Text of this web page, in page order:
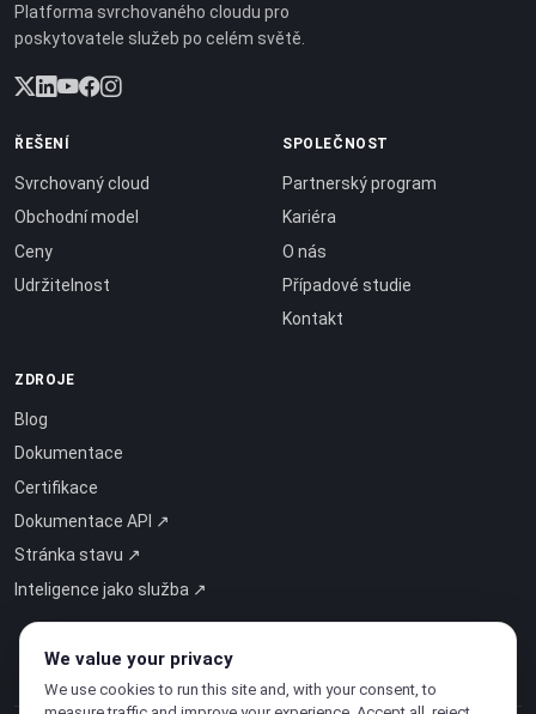
Platforma svrchovaného cloudu pro
poskytovatele služeb po celém světě.
ŘEŠENÍ
Svrchovaný cloud
Obchodní model
Ceny
Udržitelnost
SPOLEČNOST
Partnerský program
Kariéra
O nás
Případové studie
Kontakt
ZDROJE
Blog
Dokumentace
Certifikace
Dokumentace API ↗
Stránka stavu ↗
Inteligence jako služba ↗
We value your privacy
We use cookies to run this site and, with your consent, to